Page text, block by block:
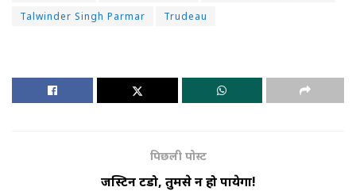
Talwinder Singh Parmar
Trudeau
पिछली पोस्ट
जस्टिन ट्रूडो, तुमसे न हो पायेगा!